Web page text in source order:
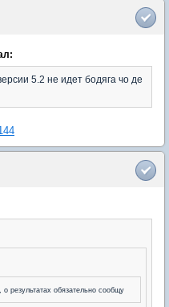
5.2 не идет бодяга чо де
результатах обязательно сообщу